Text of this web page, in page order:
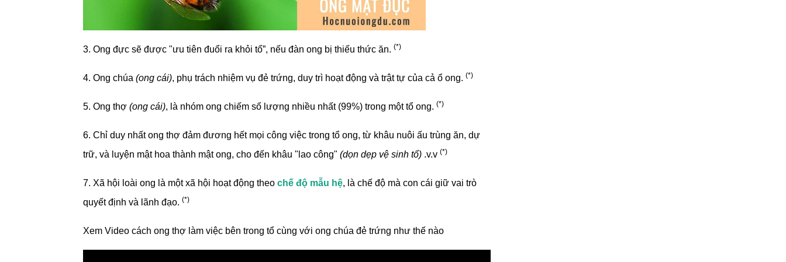
3. Ong đực sẽ được "ưu tiên đuổi ra khỏi tổ”, nếu đàn ong bị thiếu thức ăn. (*)
4. Ong chúa (ong cái), phụ trách nhiệm vụ đẻ trứng, duy trì hoạt động và trật tự của cả ổ ong. (*)
5. Ong thợ (ong cái), là nhóm ong chiếm số lượng nhiều nhất (99%) trong một tổ ong. (*)
6. Chỉ duy nhất ong thợ đảm đương hết mọi công việc trong tổ ong, từ khâu nuôi ấu trùng ăn, dự
trữ, và luyện mật hoa thành mật ong, cho đến khâu "lao công" (dọn dẹp vệ sinh tổ) .v.v (*)
7. Xã hội loài ong là một xã hội hoạt động theo chế độ mẫu hệ, là chế độ mà con cái giữ vai trò
quyết định và lãnh đạo. (*)
Xem Video cách ong thợ làm việc bên trong tổ cùng với ong chúa đẻ trứng như thế nào